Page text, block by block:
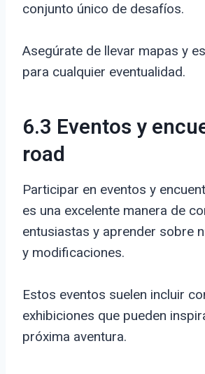
conjunto único de desafíos.
Asegúrate de llevar mapas y
para cualquier eventualidad.
6.3 Eventos y
road
Participar en eventos y
es una excelente manera de
entusiastas y aprender sobre
y modificaciones.
Estos eventos suelen incluir
exhibiciones que pueden
próxima aventura.